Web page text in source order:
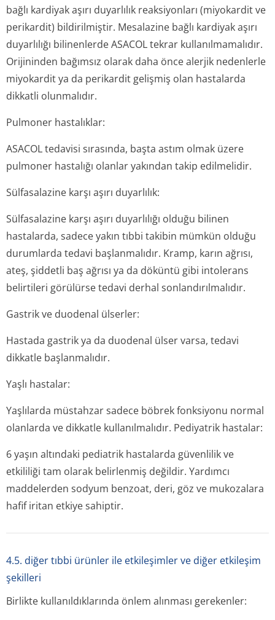
bağlı kardiyak aşırı duyarlılık reaksiyonları (miyokardit ve
perikardit) bildirilmiştir. Mesalazine bağlı kardiyak aşırı
duyarlılığı bilinenlerde ASACOL tekrar kullanılmamalıdır.
Orijininden bağımsız olarak daha önce alerjik nedenlerle
miyokardit ya da perikardit gelişmiş olan hastalarda
dikkatli olunmalıdır.
Pulmoner hastalıklar:
ASACOL tedavisi sırasında, başta astım olmak üzere
pulmoner hastalığı olanlar yakından takip edilmelidir.
Sülfasalazine karşı aşırı duyarlılık:
Sülfasalazine karşı aşırı duyarlılığı olduğu bilinen
hastalarda, sadece yakın tıbbi takibin mümkün olduğu
durumlarda tedavi başlanmalıdır. Kramp, karın ağrısı,
ateş, şiddetli baş ağrısı ya da döküntü gibi intolerans
belirtileri görülürse tedavi derhal sonlandırılmalıdır.
Gastrik ve duodenal ülserler:
Hastada gastrik ya da duodenal ülser varsa, tedavi
dikkatle başlanmalıdır.
Yaşlı hastalar:
Yaşlılarda müstahzar sadece böbrek fonksiyonu normal
olanlarda ve dikkatle kullanılmalıdır. Pediyatrik hastalar:
6 yaşın altındaki pediatrik hastalarda güvenlilik ve
etkililiği tam olarak belirlenmiş değildir. Yardımcı
maddelerden sodyum benzoat, deri, göz ve mukozalara
hafif iritan etkiye sahiptir.
4.5. diğer tıbbi ürünler ile etkileşimler ve diğer etkileşim
şekilleri
Birlikte kullanıldıklarında önlem alınması gerekenler: